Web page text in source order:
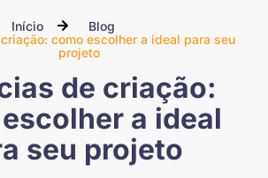
Início
Blog
como escolher a ideal para seu
projeto
de criação:
a ideal
seu projeto